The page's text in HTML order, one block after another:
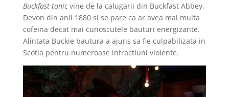
Buckfast tonicvine de la calugarii din Buckfast Abbey,
Devon din anii 1880 si se pare ca ar avea mai multa
cofeina decat mai cunoscutele bauturi energizante.
Alintata Buckie bautura a ajuns sa fie culpabilizata in
Scotia pentru numeroase infractiuni violente.